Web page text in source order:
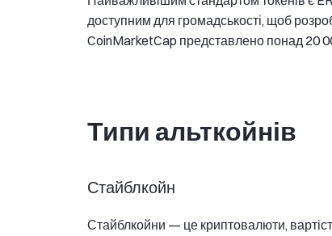
доступним для громадськості, щоб
CoinMarketCap представлено понад 20
Типи альткойнів
Стайблкойн
Стайблкойни — це криптовалюти,